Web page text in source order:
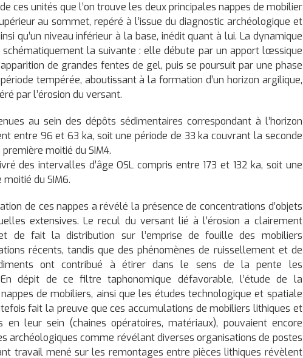
ces unités que l’on trouve les deux principales nappes de mobilier
au sommet, repéré à l’issue du diagnostic archéologique et
qu’un niveau inférieur à la base, inédit quant à lui. La dynamique
la suivante : elle débute par un apport lœssique
de grandes fentes de gel, puis se poursuit par une phase
tempérée, aboutissant à la formation d’un horizon argilique,
par l’érosion du versant.
au sein des dépôts sédimentaires correspondant à l’horizon
entre 96 et 63 ka, soit une période de 33 ka couvrant la seconde
moitié du SIM4.
des intervalles d’âge OSL compris entre 173 et 132 ka, soit une
du SIM6.
de ces nappes a révélé la présence de concentrations d’objets
extensives. Le recul du versant lié à l’érosion a clairement
de fait la distribution sur l’emprise de fouille des mobiliers
récents, tandis que des phénomènes de ruissellement et de
ont contribué à étirer dans le sens de la pente les
dépit de ce filtre taphonomique défavorable, l’étude de la
de mobiliers, ainsi que les études technologique et spatiale
fait la preuve que ces accumulations de mobiliers lithiques et
en leur sein (chaines opératoires, matériaux), pouvaient encore
archéologiques comme révélant diverses organisations de postes
travail mené sur les remontages entre pièces lithiques révèlent